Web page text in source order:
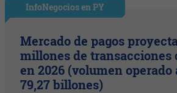
InfoNegocios en PY
Mercado de pagos
millones de transacciones
en 2026 (volumen operado
79,27 billones)